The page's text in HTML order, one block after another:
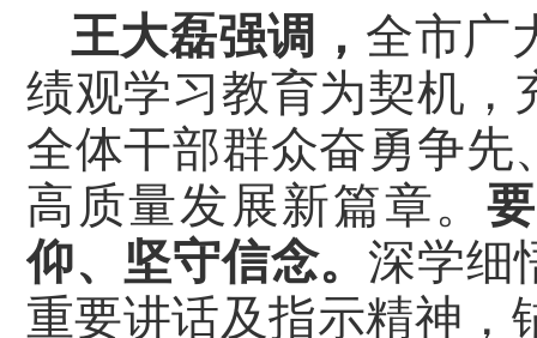
王大磊强调， 全市广
绩观学习教育为契机
全体干部群众奋勇争
高质量发展新篇章。
仰、坚守信念。深学细
重要讲话及指示精神，